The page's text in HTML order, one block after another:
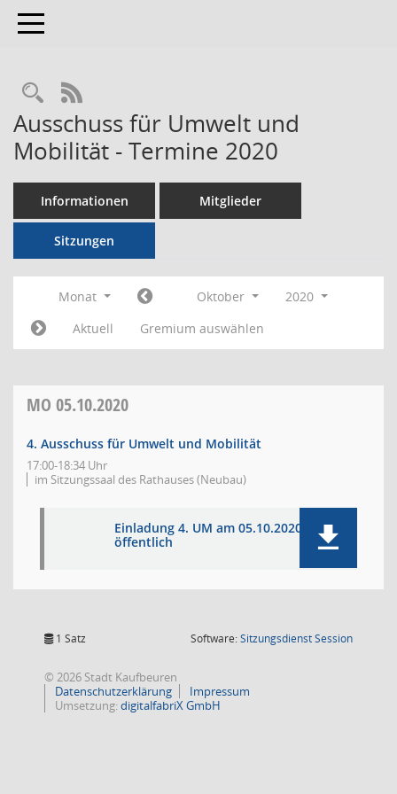
Toggle navigation
RSS-Feed
Ausschuss für Umwelt und
Mobilität - Termine 2020
Informationen Mitglieder
Sitzungen
Monat Oktober
2020
Aktuell
Gremium auswählen
MO 05.10.2020
4. Ausschuss für Umwelt und Mobilität
17:00-18:34 Uhr
im Sitzungssaal des Rathauses (Neubau)
Einladung 4. UM am 05.10.2020 -
öffentlich
1 Satz Software:SitzungsdienstSession(Wird in
© 2026 Stadt Kaufbeuren
Datenschutzerklärung
Impressum
Umsetzung:digitalfabriX GmbH